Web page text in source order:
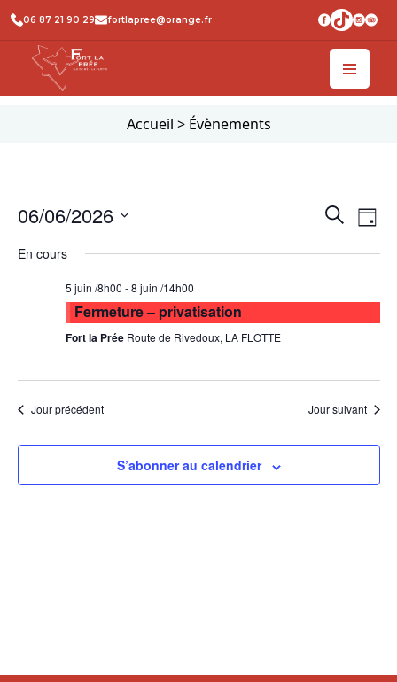
06 87 21 90 29 fortlapree@orange.fr
Accueil > Évènements
de
vues
Recherche
Jour
06/06/2026
une
En cours
5 juin /8h00 -8 juin /14h00
Fermeture – privatisation
Fort la Prée Route de Rivedoux, LA FLOTTE
Jour précédent Jour suivant
S’abonner au calendrier